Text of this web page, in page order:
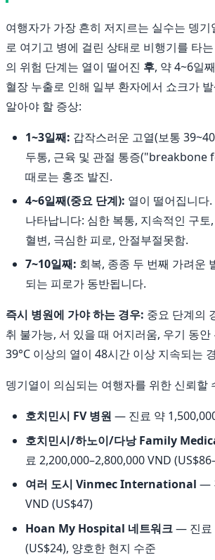
여행자가 가장 흔히 저지르는 실수는 뎅
로 여기고 병에 걸린 상태로 비행기를 타
의 위험 단계는 열이 떨어진 후, 약 4~6일
혈장 누출로 인해 일부 환자에서 쇼크가
알아야 할 증상:
1~3일째: 갑작스러운 고열(보통
두통, 근육 및 관절 통증("breakbone
때로는 홍조 발진.
4~6일째(중요 단계): 열이 떨어집니다
나타납니다: 심한 복통, 지속적인 구토
혈변, 극심한 피로, 안절부절못함.
7~10일째: 회복, 종종 두 번째 가려운
되는 피로가 동반됩니다.
즉시 병원에 가야 하는 경우: 중요 단계의
취 불가능, 서 있을 때 어지러움, 우기 동안
39°C 이상의 열이 48시간 이상 지속되는
뎅기열이 의심되는 여행자를 위한 신뢰할
호치민시 FV 병원 — 진료 약
호치민시/하노이/다낭 Family
료 2,200,000–2,800,000 VND
여러 도시 Vinmec International —
VND (US$47)
Hoan My Hospital 네트워크— 진료
(US$24), 양호한 현지 수준